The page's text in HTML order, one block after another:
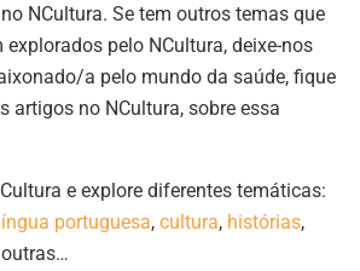
NCultura. Se tem outros temas que
explorados pelo NCultura, deixe-nos
a pelo mundo da saúde, fique
artigos no NCultura, sobre essa
e explore diferentes temáticas:
portuguesa, cultura, histórias,
outras…